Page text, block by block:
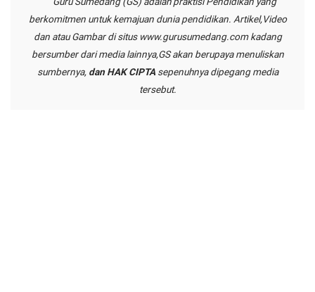
berkomitmen untuk kemajuan dunia pendidikan. Artikel,Video
dan atau Gambar di situs www.gurusumedang.comkadang
bersumber dari media lainnya,GS akan berupaya menuliskan
sumbernya, dan HAK CIPTAsepenuhnya dipegang media
tersebut.